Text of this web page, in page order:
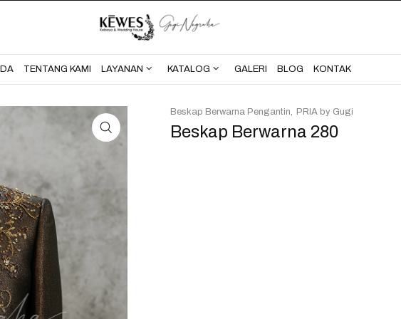
BERANDA
TENTANG KAMI LAYANAN KATALOG GALERI BLOG KONTAK
Beskap Berwarna 280
Beskap Berwarna Pengantin PRIA by Gugi